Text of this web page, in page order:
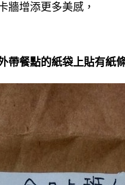
牆增添更多美感，
帶餐點的紙袋上貼有紙